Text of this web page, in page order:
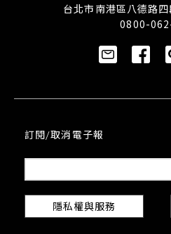
台北市南港區八德路
0800-
訂閱/取消電子報
隱私權與服務